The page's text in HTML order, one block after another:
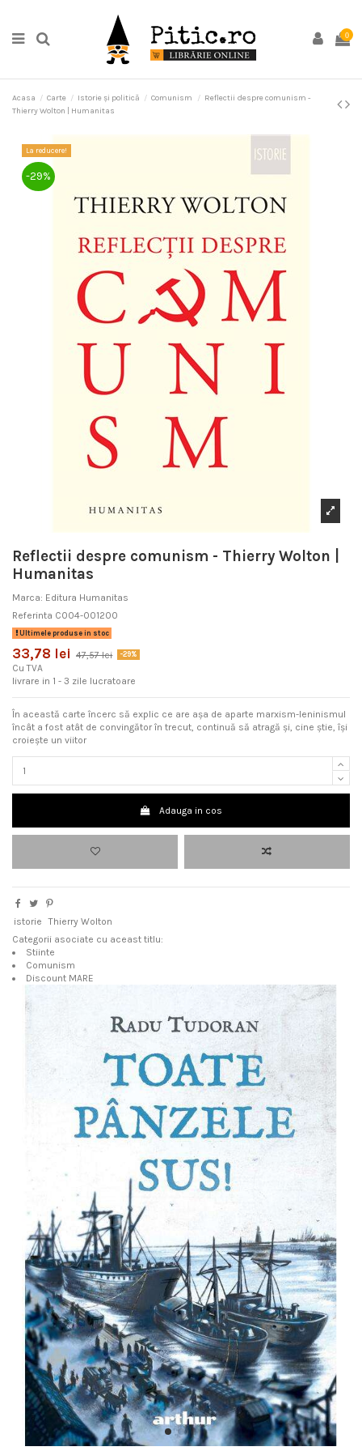
0
Acasa Carte Istorie și politică Comunism
Reflectii despre comunism -
Thierry Wolton | Humanitas
La reducere!
-29%
Reflectii despre comunism - Thierry Wolton |
Humanitas
Marca: Editura Humanitas
Referinta C004-001200
Ultimele produse in stoc
33,78 lei 47,57 lei -29%
Cu TVA
livrare in 1 - 3 zile lucratoare
În această carte încerc să explic ce are așa de aparte marxism-leninismul
încât a fost atât de convingător în trecut, continuă să atragă și, cine știe, își
croiește un viitor
Adauga in cos
istorie
Thierry Wolton
Categorii asociate cu aceast titlu:
Stiinte
Comunism
Discount MARE